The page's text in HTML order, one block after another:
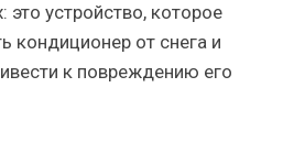
устройство, которое
кондиционер от снега и
к повреждению его